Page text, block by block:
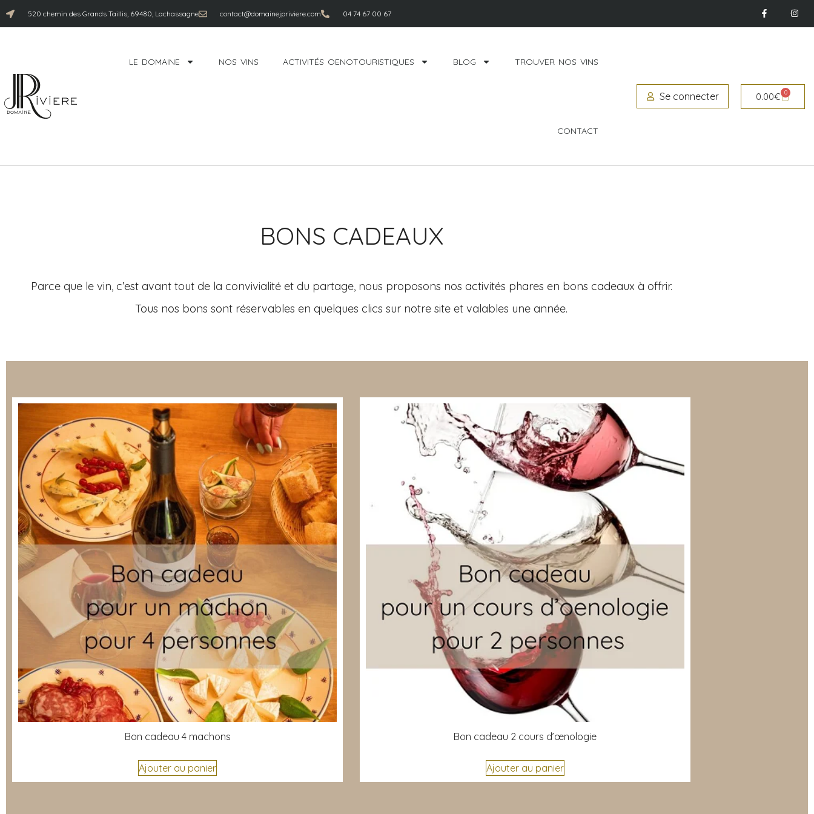
520 chemin des Grands Taillis, 69480, Lachassagne contact@domainejpriviere.com 04 74 67 00 67
LE DOMAINE NOS VINS ACTIVITÉS OENOTOURISTIQUES BLOG TROUVER NOS VINS
CONTACT
Se connecter 0.00€ 0
BONS CADEAUX
Parce que le vin, c’est avant tout de la convivialité et du partage, nous proposons nos activités phares en bons cadeaux à offrir.
Tous nos bons sont réservables en quelques clics sur notre site et valables une année.
Bon cadeau 4 machons
Ajouter au panier
Bon cadeau 2 cours d’œnologie
Ajouter au panier